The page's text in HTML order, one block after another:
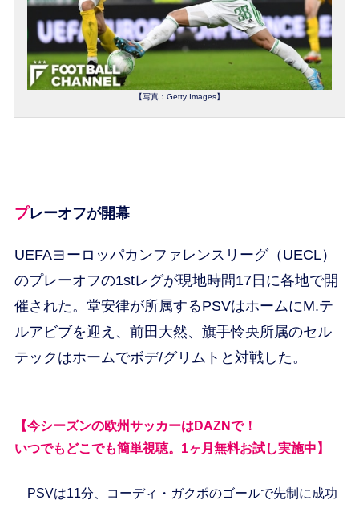
【写真：Getty Images】
プレーオフが開幕
UEFAヨーロッパカンファレンスリーグ（UECL）
のプレーオフの1stレグが現地時間17日に各地で開
催された。堂安律が所属するPSVはホームにM.テ
ルアビブを迎え、前田大然、旗手怜央所属のセル
テックはホームでボデ/グリムトと対戦した。
【今シーズンの欧州サッカーはDAZNで！
いつでもどこでも簡単視聴。1ヶ月無料お試し実施中】
PSVは11分、コーディ・ガクポのゴールで先制に成功